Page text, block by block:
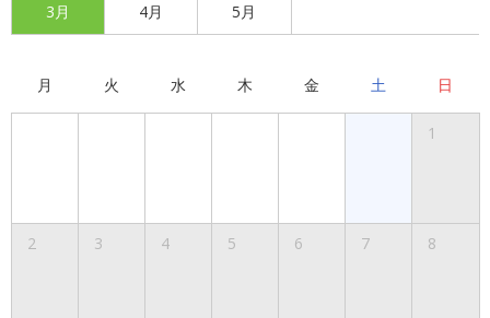
3月 4月 5月
月 火 水 木 金 土 日
1
2 3 4 5 6 7 8